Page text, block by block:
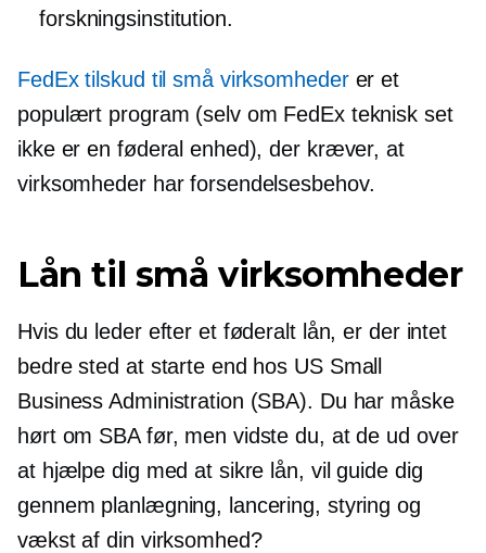
forskningsinstitution.
FedEx tilskud til små virksomhederer et
populært program (selv om FedEx teknisk set
ikke er en føderal enhed), der kræver, at
virksomheder har forsendelsesbehov.
Lån til små virksomheder
Hvis du leder efter et føderalt lån, er der intet
bedre sted at starte end hos US Small
Business Administration (SBA). Du har måske
hørt om SBA før, men vidste du, at de ud over
at hjælpe dig med at sikre lån, vil guide dig
gennem planlægning, lancering, styring og
vækst af din virksomhed?